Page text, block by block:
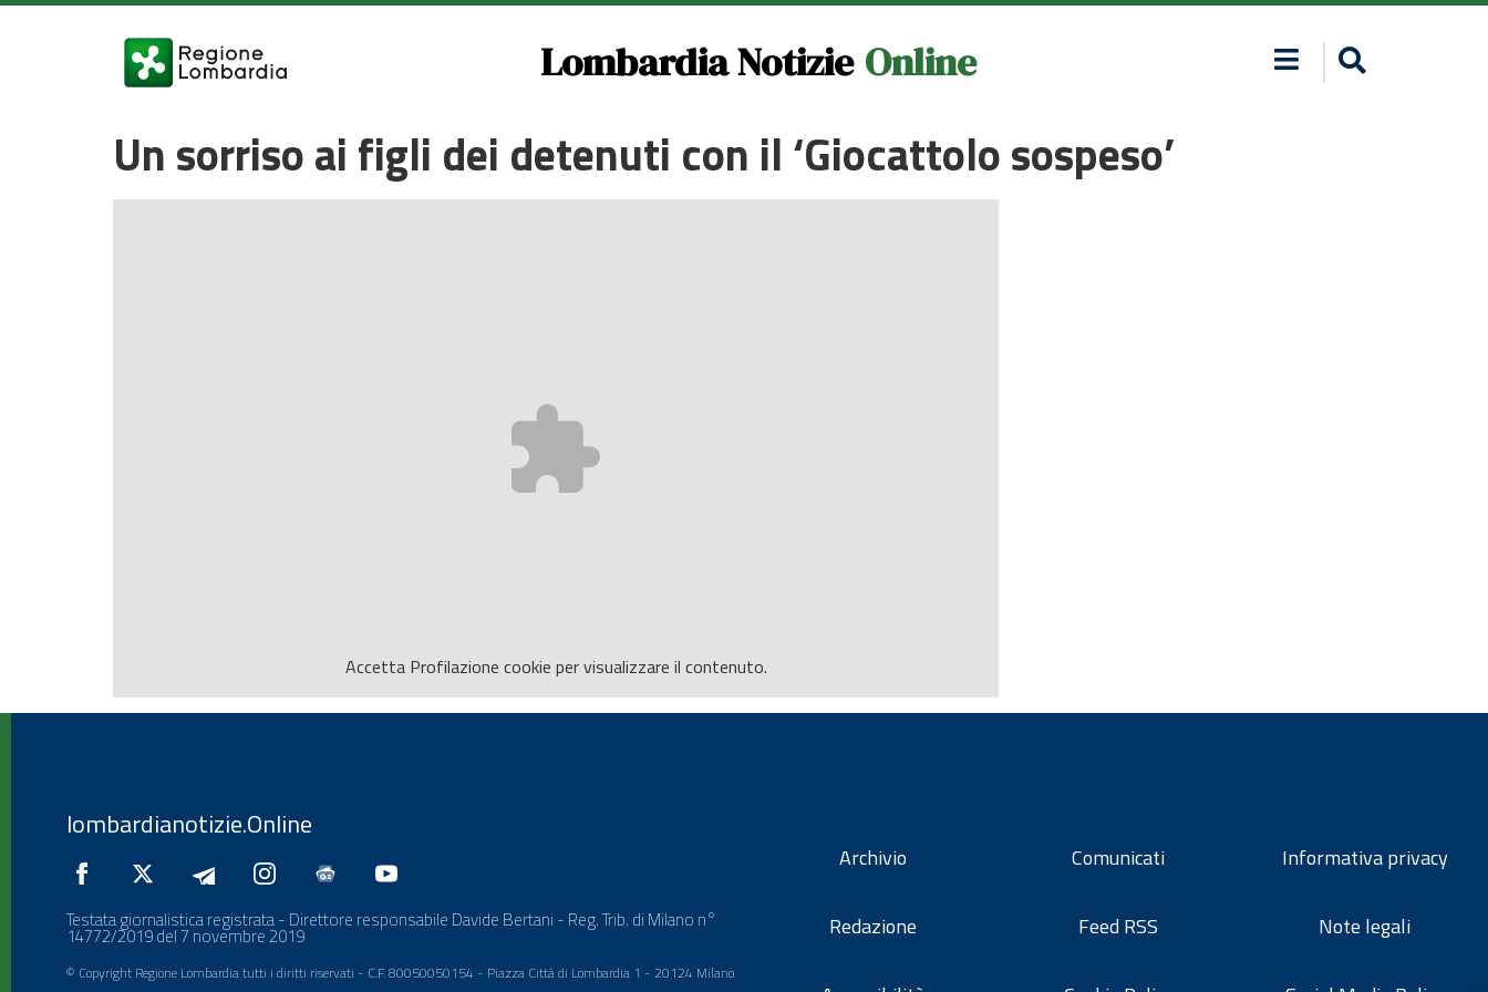
Lombardia Notizie Online
Un sorriso ai figli dei detenuti con il ‘Giocattolo sospeso’
Accetta Profilazione cookie per visualizzare il contenuto.
lombardianotizie.Online
Testata giornalistica registrata - Direttore responsabile Davide Bertani - Reg. Trib. di Milano n°
14772/2019 del 7 novembre 2019
© Copyright Regione Lombardia tutti i diritti riservati - C.F. 80050050154 - Piazza Città di Lombardia 1 - 20124 Milano
Archivio
Redazione
Comunicati
Feed RSS
Informativa privacy
Note legali